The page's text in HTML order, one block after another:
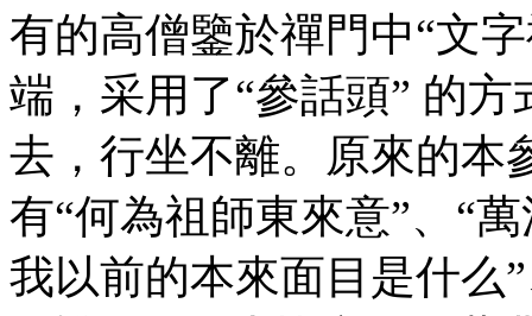
有的高僧鑒於禪門中“文
端，采用了“參話頭” 的
去，行坐不離。原來的本
有“何為祖師東來意”、“
我以前的本來面目是什么